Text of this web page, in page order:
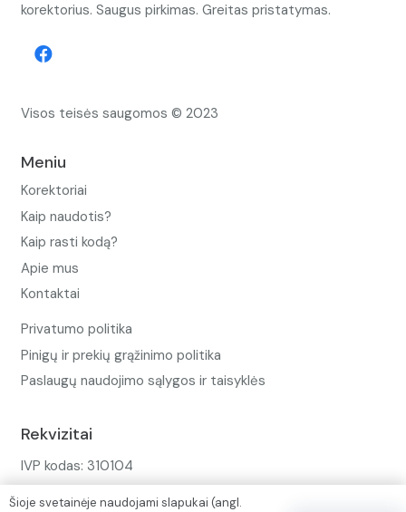
korektorius. Saugus pirkimas. Greitas pristatymas.
Visos teisės saugomos © 2023
Meniu
Korektoriai
Kaip naudotis?
Kaip rasti kodą?
Apie mus
Kontaktai
Privatumo politika
Pinigų ir prekių grąžinimo politika
Paslaugų naudojimo sąlygos ir taisyklės
Rekvizitai
IVP kodas: 310104
Šioje svetainėje naudojami slapukai (angl.